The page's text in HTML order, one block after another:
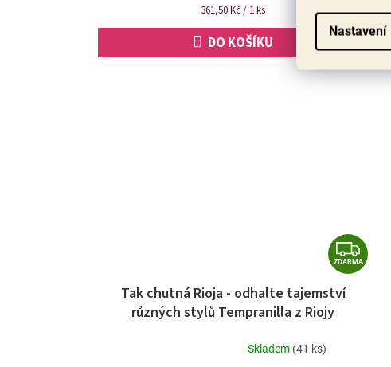
Nastavení
Měrná
361,50 Kč / 1 ks
DO KOŠÍKU
Z
D
ZDARMA
Tak chutná Rioja - odhalte tajemství
různých stylů Tempranilla z Riojy
Skladem (41 ks)